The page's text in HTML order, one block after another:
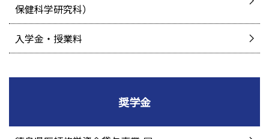
保健科学研究科）
入学金・授業料
奨学金